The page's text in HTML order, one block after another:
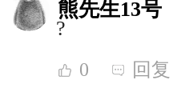
熊先生13号
?
0 回复